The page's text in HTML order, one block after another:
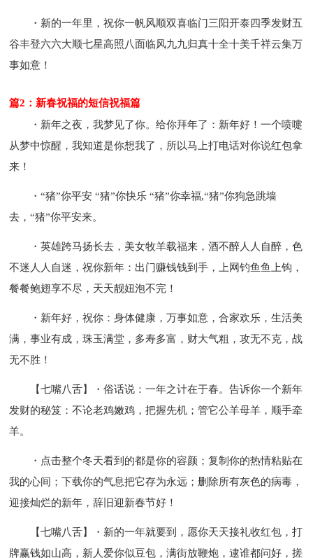
・新的一年里，祝你一帆风顺双喜临门三阳开泰四季发财五
谷丰登六六大顺七星高照八面临风九九归真十全十美千祥云集万
事如意！
篇2：新春祝福的短信祝福篇
・新年之夜，我梦见了你。给你拜年了：新年好！一个喷嚏
从梦中惊醒，我知道是你想我了，所以马上打电话对你说红包拿
来！
・“猪”你平安 “猪”你快乐 “猪”你幸福,“猪”你狗急跳墙
去，“猪”你平安来。
・英雄跨马扬长去，美女牧羊载福来，酒不醉人人自醉，色
不迷人人自迷，祝你新年：出门赚钱钱到手，上网钓鱼鱼上钩，
餐餐鲍翅享不尽，天天靓妞泡不完！
・新年好，祝你：身体健康，万事如意，合家欢乐，生活美
满，事业有成，珠玉满堂，多寿多富，财大气粗，攻无不克，战
无不胜！
【七嘴八舌】・俗话说：一年之计在于春。告诉你一个新年
发财的秘笈：不论老鸡嫩鸡，把握先机；管它公羊母羊，顺手牵
羊。
・点击整个冬天看到的都是你的容颜；复制你的热情粘贴在
我的心间；下载你的气息把它存为永远；删除所有灰色的病毒，
迎接灿烂的新年，辞旧迎新春节好！
【七嘴八舌】・新的一年就要到，愿你天天接礼收红包，打
牌赢钱如山高，新人爱你似豆包，满街放鞭炮，逮谁都问好，搓